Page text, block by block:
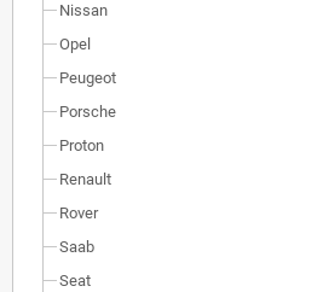
Nissan
Opel
Peugeot
Porsche
Proton
Renault
Rover
Saab
Seat